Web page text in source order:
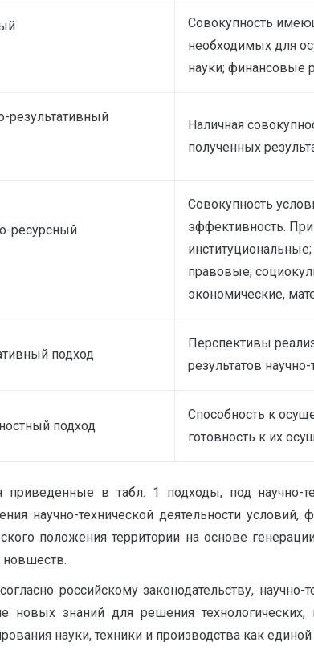
Совокупность
необходимых для
науки; финансовые
результативный
Наличная
полученных
ресурсный
Совокупность
эффективность.
правовые;
экономические,
подход
Перспективы
результатов
подход
Способность к
готовность к их
приведенные в табл. 1 подходы, под научно-
научно-технической деятельности
положения территории на основе
новшеств.
российскому законодательству,
новых знаний для решения
науки, техники и производства как